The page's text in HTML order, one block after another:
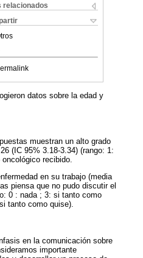
relacionados
datos sobre la edad y
muestran un alto grado
(IC 95% 3.18-3.34) (rango: 1:
recibido.
en su trabajo (media
piensa que no pudo discutir el
0 : nada ; 3: si tanto como
tanto como quise).
en la comunicación sobre
importante